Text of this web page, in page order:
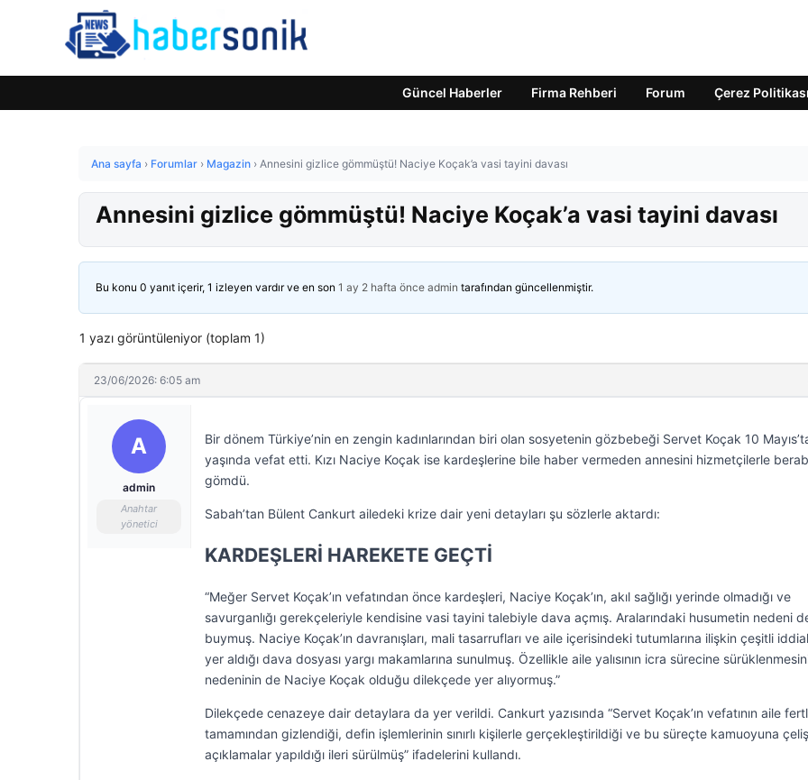
Güncel Haberler Firma Rehberi Forum Çerez Politikası
Ana sayfa › Forumlar › Magazin › Annesini gizlice gömmüştü! Naciye Koçak’a vasi tayini davası
Annesini gizlice gömmüştü! Naciye Koçak’a vasi tayini davası
Bu konu 0 yanıt içerir, 1 izleyen vardır ve en son 1 ay 2 hafta önce admin tarafından güncellenmiştir.
1 yazı görüntüleniyor (toplam 1)
23/06/2026: 6:05 am
A
admin
Anahtar
yönetici
Bir dönem Türkiye’nin en zengin kadınlarından biri olan sosyetenin gözbebeği Servet Koçak 10
yaşında vefat etti. Kızı Naciye Koçak ise kardeşlerine bile haber vermeden annesini hizmetçilerle
gömdü.
Sabah’tan Bülent Cankurt ailedeki krize dair yeni detayları şu sözlerle aktardı:
KARDEŞLERİ HAREKETE GEÇTİ
“Meğer Servet Koçak’ın vefatından önce kardeşleri, Naciye Koçak’ın, akıl sağlığı yerinde olmadığı ve
savurganlığı gerekçeleriyle kendisine vasi tayini talebiyle dava açmış. Aralarındaki husumetin nedeni
buymuş. Naciye Koçak’ın davranışları, mali tasarrufları ve aile içerisindeki tutumlarına ilişkin çeşitli
yer aldığı dava dosyası yargı makamlarına sunulmuş. Özellikle aile yalısının icra sürecine
nedeninin de Naciye Koçak olduğu dilekçede yer alıyormuş.”
Dilekçede cenazeye dair detaylara da yer verildi. Cankurt yazısında “Servet Koçak’ın vefatının aile
tamamından gizlendiği, defin işlemlerinin sınırlı kişilerle gerçekleştirildiği ve bu süreçte kamuoyuna
açıklamalar yapıldığı ileri sürülmüş” ifadelerini kullandı.